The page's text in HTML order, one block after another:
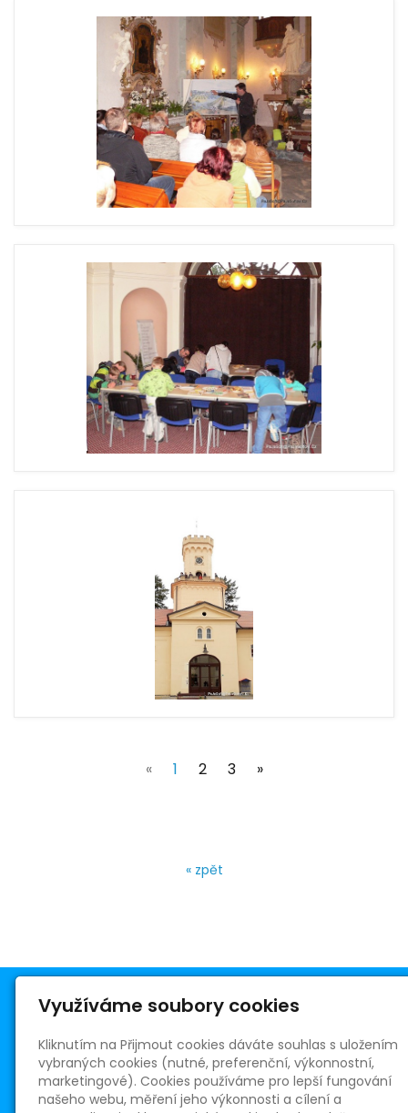
« 1(current)
2 3 »
« zpět
Římskokatolická farnost Telnice
Masarykovo nám. 5
664 59 Telnice
Využíváme soubory cookies
Kliknutím na Přijmout cookies dáváte souhlas s uložením
vybraných cookies (nutné, preferenční, výkonnostní,
marketingové). Cookies používáme pro lepší fungování
našeho webu, měření jeho výkonnosti a cílení a